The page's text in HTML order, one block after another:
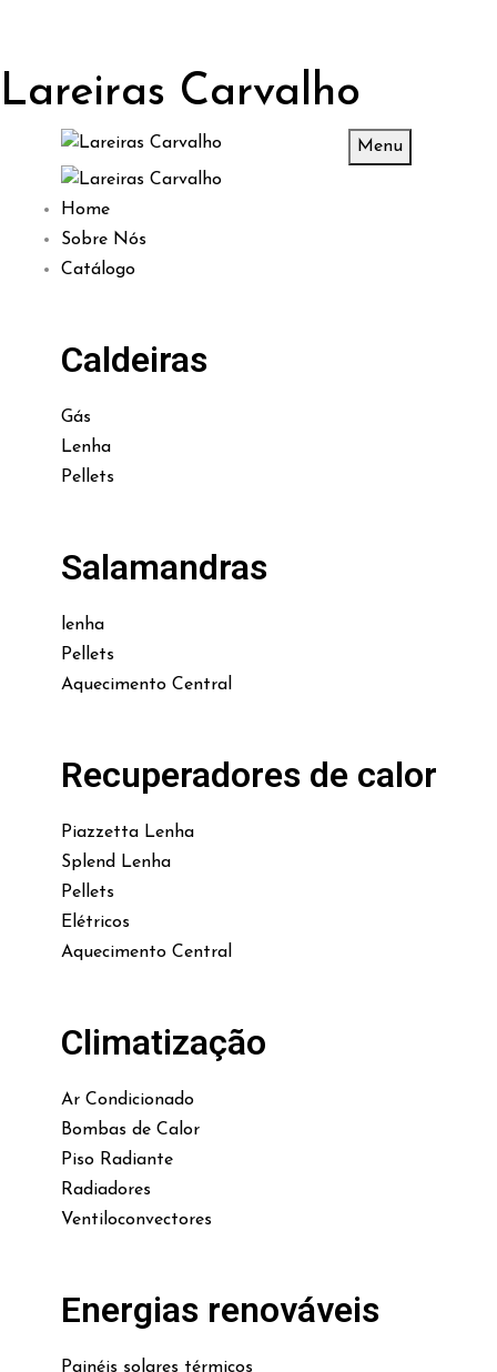
Lareiras Carvalho
Menu
Home
Sobre Nós
Catálogo
Caldeiras
Gás
Lenha
Pellets
Salamandras
lenha
Pellets
Aquecimento Central
Recuperadores de calor
Piazzetta Lenha
Splend Lenha
Pellets
Elétricos
Aquecimento Central
Climatização
Ar Condicionado
Bombas de Calor
Piso Radiante
Radiadores
Ventiloconvectores
Energias renováveis
Painéis solares térmicos